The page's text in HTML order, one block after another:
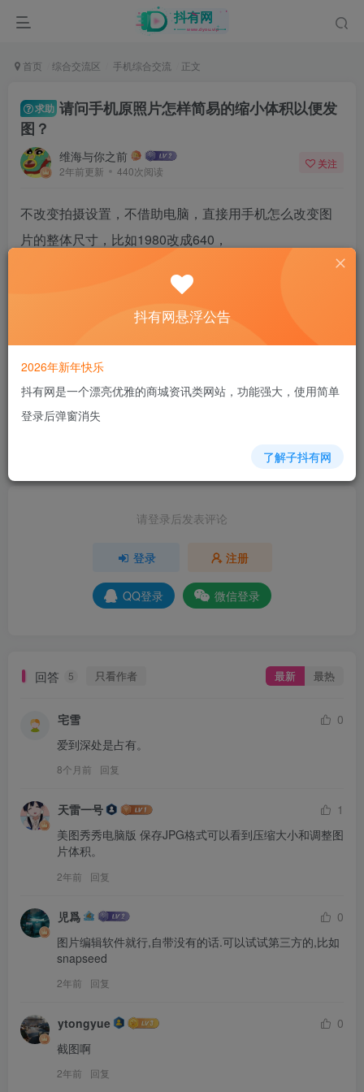
首页 综合交流区 手机综合交流 正文
求助 请问手机原照片怎样简易的缩小体积以便发
图？
维海与你之前
2年前更新 440次阅读
关注
不改变拍摄设置，不借助电脑，直接用手机怎么改变图
片的整体尺寸，比如1980改成640，
我目前嘴笨的方案是整体截图，比如原照是4兆，截图后
得到1兆或一兆以下，但截图也得不到1兆以下时就没辙
+6
分享 收藏
请登录后发表评论
登录 注册
QQ登录 微信登录
回答 5 只看作者 最新 最热
宅雪
0
爱到深处是占有。
8个月前 回复
天雷一号
1
美图秀秀电脑版 保存JPG格式可以看到压缩大小和调整图
片体积。
2年前 回复
児爲
0
图片编辑软件就行,自带没有的话.可以试试第三方的,比如
snapseed
2年前 回复
ytongyue
0
截图啊
2年前 回复
抖有网悬浮公告
2026年新年快乐
抖有网是一个漂亮优雅的商城资讯类网站，功能强大，使用简单
登录后弹窗消失
了解子抖有网